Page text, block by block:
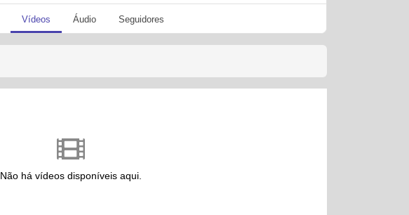
Vídeos Áudio Seguidores
Não há vídeos disponíveis aqui.